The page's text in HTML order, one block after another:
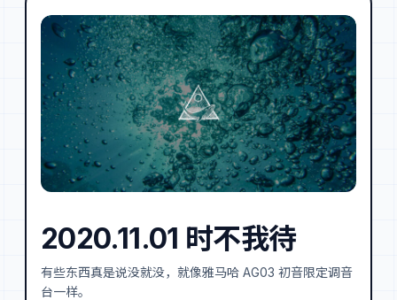
2020.11.01 时不我待
有些东西真是说没就没，就像雅马哈 AG03 初音限定调音
台一样。